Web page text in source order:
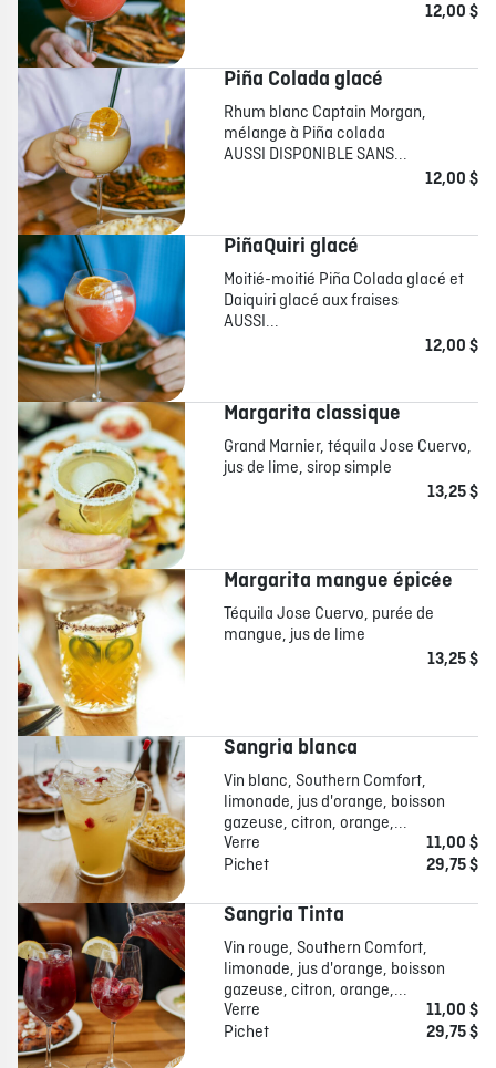
12,00 $
Piña Colada glacé
Rhum blanc Captain Morgan,
mélange à Piña colada
AUSSI DISPONIBLE SANS...
12,00 $
PiñaQuiri glacé
Moitié-moitié Piña Colada glacé et
Daiquiri glacé aux fraises
AUSSI...
12,00 $
Margarita classique
Grand Marnier, téquila Jose Cuervo,
jus de lime, sirop simple
13,25 $
Margarita mangue épicée
Téquila Jose Cuervo, purée de
mangue, jus de lime
13,25 $
Sangria blanca
Vin blanc, Southern Comfort,
limonade, jus d'orange, boisson
gazeuse, citron, orange,...
Verre
11,00 $
Pichet
29,75 $
Sangria Tinta
Vin rouge, Southern Comfort,
limonade, jus d'orange, boisson
gazeuse, citron, orange,...
Verre
11,00 $
Pichet
29,75 $